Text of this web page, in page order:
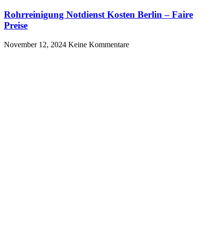
Rohrreinigung Notdienst Kosten Berlin – Faire
Preise
November 12, 2024 Keine Kommentare